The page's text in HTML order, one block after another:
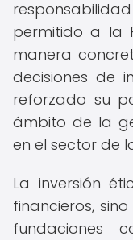
permitido a la
manera
decisiones de
reforzado su
ámbito de la
en el sector de
La inversión
financieros,
fundaciones